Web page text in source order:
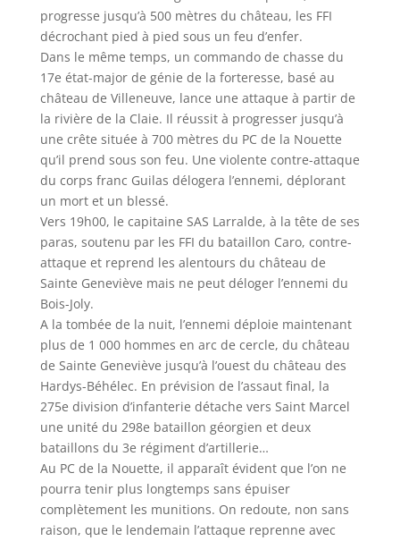
progresse jusqu’à 500 mètres du château, les FFI
décrochant pied à pied sous un feu d’enfer.
Dans le même temps, un commando de chasse du
17e état-major de génie de la forteresse, basé au
château de Villeneuve, lance une attaque à partir de
la rivière de la Claie. Il réussit à progresser jusqu’à
une crête située à 700 mètres du PC de la Nouette
qu’il prend sous son feu. Une violente contre-attaque
du corps franc Guilas délogera l’ennemi, déplorant
un mort et un blessé.
Vers 19h00, le capitaine SAS Larralde, à la tête de ses
paras, soutenu par les FFI du bataillon Caro, contre-
attaque et reprend les alentours du château de
Sainte Geneviève mais ne peut déloger l’ennemi du
Bois-Joly.
A la tombée de la nuit, l’ennemi déploie maintenant
plus de 1 000 hommes en arc de cercle, du château
de Sainte Geneviève jusqu’à l’ouest du château des
Hardys-Béhélec. En prévision de l’assaut final, la
275e division d’infanterie détache vers Saint Marcel
une unité du 298e bataillon géorgien et deux
bataillons du 3e régiment d’artillerie…
Au PC de la Nouette, il apparaît évident que l’on ne
pourra tenir plus longtemps sans épuiser
complètement les munitions. On redoute, non sans
raison, que le lendemain l’attaque reprenne avec